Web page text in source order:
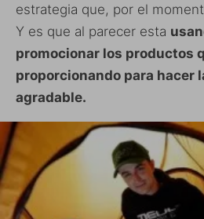
estrategia que, por el
Y es que al parecer esta
promocionar los productos
proporcionando para hacer
agradable.